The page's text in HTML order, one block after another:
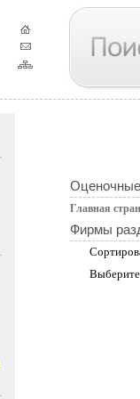
Главная
Фирмы